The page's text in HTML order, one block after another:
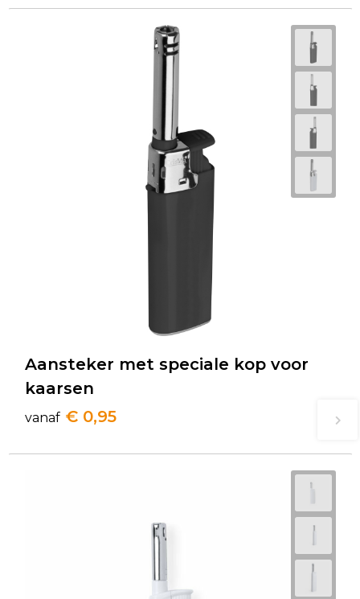
Aansteker met speciale kop voor
kaarsen
vanaf € 0,95